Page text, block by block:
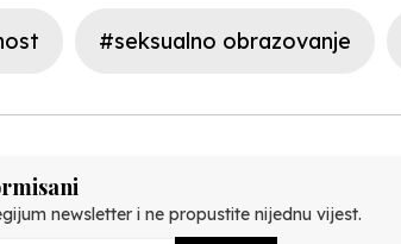
#seksualno obrazovanje
newsletter i ne propustite nijednu vijest.